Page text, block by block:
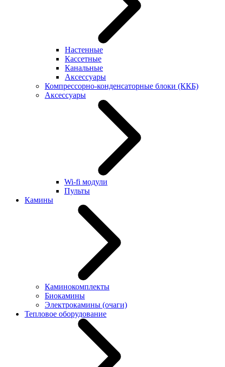
Настенные
Кассетные
Канальные
Аксессуары
Компрессорно-конденсаторные блоки (ККБ)
Аксессуары
Wi-fi модули
Пульты
Камины
Каминокомплекты
Биокамины
Электрокамины (очаги)
Тепловое оборудование